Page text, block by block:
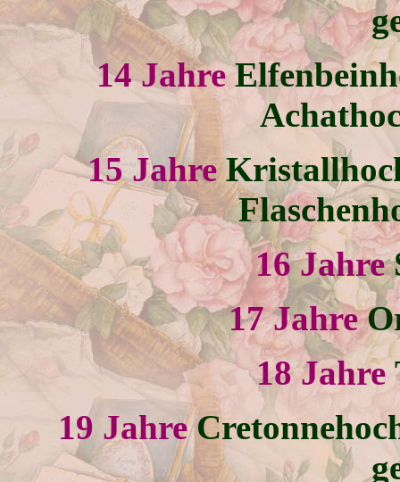
14 Jahre
15 Jahre
16 Jahre
17 Jahre
18 Jahre
19 Jahre